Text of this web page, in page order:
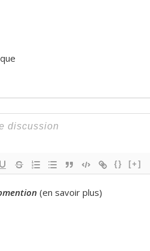
{} [+]
(en savoir plus)